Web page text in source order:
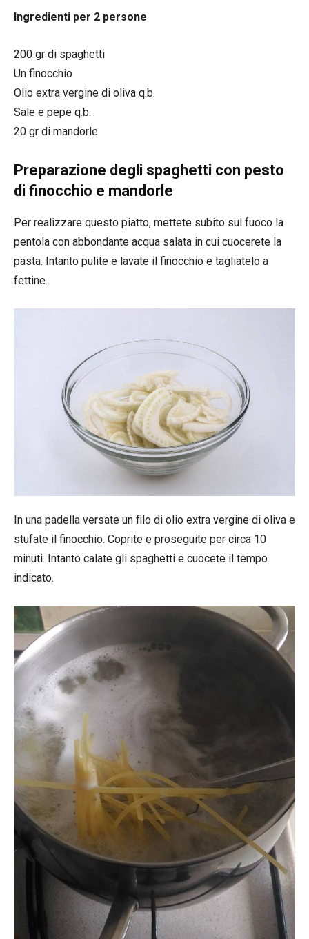
Ingredienti per 2 persone
200 gr di spaghetti
Un finocchio
Olio extra vergine di oliva q.b.
Sale e pepe q.b.
20 gr di mandorle
Preparazione degli spaghetti con pesto
di finocchio e mandorle
Per realizzare questo piatto, mettete subito sul fuoco la
pentola con abbondante acqua salata in cui cuocerete la
pasta. Intanto pulite e lavate il finocchio e tagliatelo a
fettine.
In una padella versate un filo di olio extra vergine di oliva e
stufate il finocchio. Coprite e proseguite per circa 10
minuti. Intanto calate gli spaghetti e cuocete il tempo
indicato.